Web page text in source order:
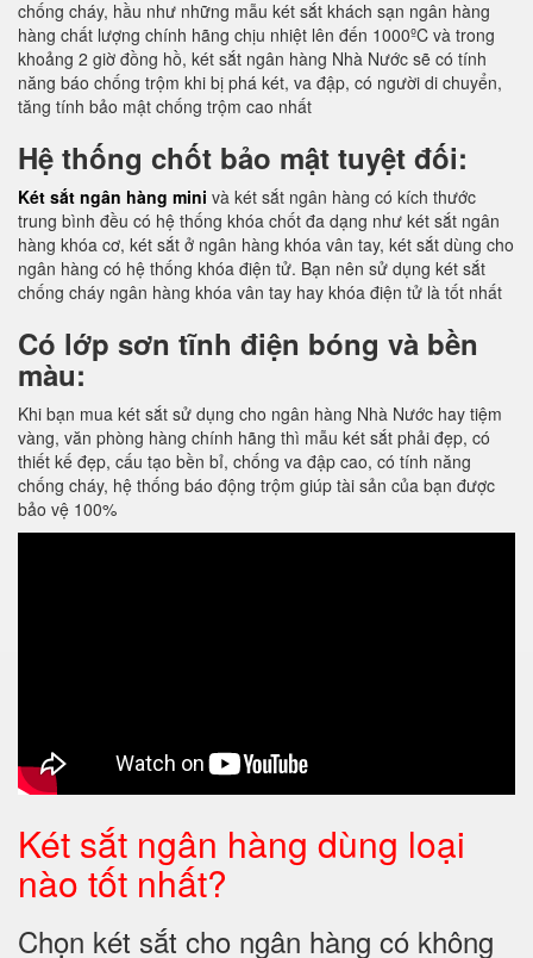
chống cháy, hầu như những mẫu két sắt khách sạn ngân hàng
hàng chất lượng chính hãng chịu nhiệt lên đến 1000ºC và trong
khoảng 2 giờ đồng hồ, két sắt ngân hàng Nhà Nước sẽ có tính
năng báo chống trộm khi bị phá két, va đập, có người di chuyển,
tăng tính bảo mật chống trộm cao nhất
Hệ thống chốt bảo mật tuyệt đối:
Két sắt ngân hàng mini và két sắt ngân hàng có kích thước
trung bình đều có hệ thống khóa chốt đa dạng như két sắt ngân
hàng khóa cơ, két sắt ở ngân hàng khóa vân tay, két sắt dùng cho
ngân hàng có hệ thống khóa điện tử. Bạn nên sử dụng két sắt
chống cháy ngân hàng khóa vân tay hay khóa điện tử là tốt nhất
Có lớp sơn tĩnh điện bóng và bền
màu:
Khi bạn mua két sắt sử dụng cho ngân hàng Nhà Nước hay tiệm
vàng, văn phòng hàng chính hãng thì mẫu két sắt phải đẹp, có
thiết kế đẹp, cấu tạo bền bỉ, chống va đập cao, có tính năng
chống cháy, hệ thống báo động trộm giúp tài sản của bạn được
bảo vệ 100%
Két sắt ngân hàng dùng loại
nào tốt nhất?
Chọn két sắt cho ngân hàng có không